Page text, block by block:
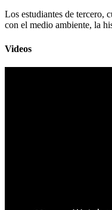
Los estudiantes de tercero,
con el medio ambiente, la
Videos